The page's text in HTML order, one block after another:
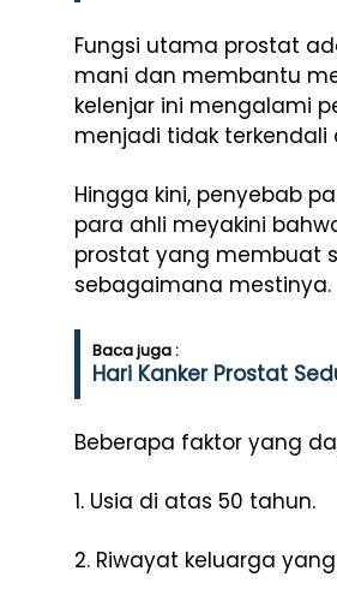
Fungsi utama prostat
mani dan membantu
kelenjar ini mengalami
menjadi tidak terkendali
Hingga kini, penyebab
para ahli meyakini
prostat yang membuat
sebagaimana mestinya.
Baca juga :
Hari Kanker Prostat
Beberapa faktor yang
1. Usia di atas 50 tahun.
2. Riwayat keluarga